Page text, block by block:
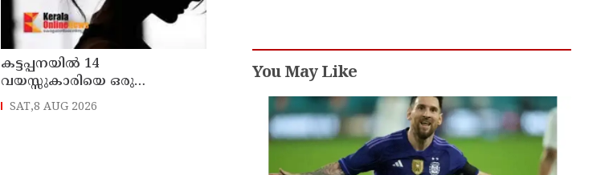
കട്ടപ്പനയില്‍ 14
വയസ്സുകാരിയെ ഒരു
വര്‍ഷത്തോളം ലൈംഗിക
പീഡനത്തിന് ഇരയാക്കി;
SAT,8 AUG 2026
റിസയുടെ സുഹൃത്തിനയച്ച വാട്സ്ആപ്പ്ചാറ്റ്
പുറത്ത് വന്നു
You May Like